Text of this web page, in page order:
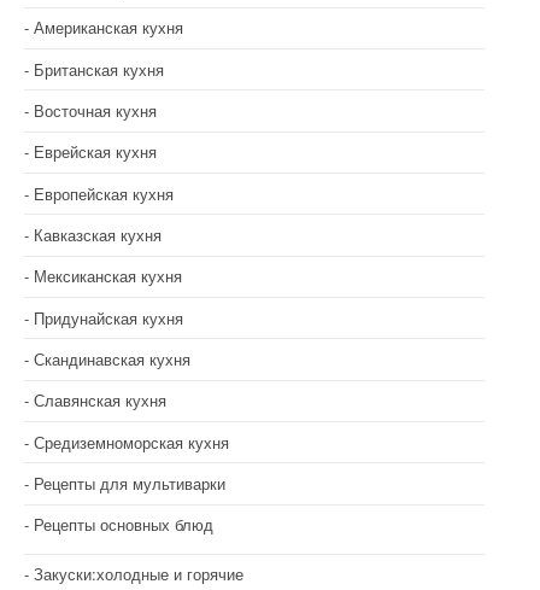
Американская кухня
Британская кухня
Восточная кухня
Еврейская кухня
Европейская кухня
Кавказская кухня
Мексиканская кухня
Придунайская кухня
Скандинавская кухня
Славянская кухня
Средиземноморская кухня
Рецепты для мультиварки
Рецепты основных блюд
Закуски:холодные и горячие